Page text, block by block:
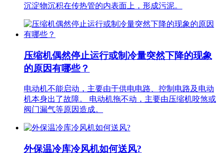
沉淀物沉积在传热管的内表面上，形成污泥。
压缩机偶然停止运行或制冷量突然下降的现象
的原因有哪些？
电动机不能启动，主要由于供电电路、控制电路及电动
机本身出了故障。 电动机拖不动，主要由压缩机咬煞或
阀门漏气等原因造成。
外保温冷库冷风机如何送风?